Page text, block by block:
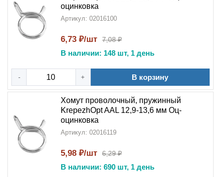
оцинковка
Артикул: 02016100
6,73 ₽/шт 7,08 ₽
В наличии: 148 шт, 1 день
- + В корзину
Хомут проволочный, пружинный
KrepezhOpt AAL 12,9-13,6 мм Оц-
оцинковка
Артикул: 02016119
5,98 ₽/шт 6,29 ₽
В наличии: 690 шт, 1 день